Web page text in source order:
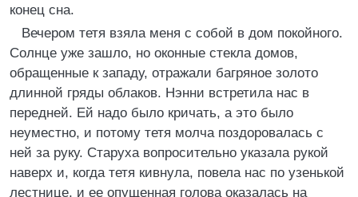
конец сна.
Вечером тетя взяла меня с собой в дом покойного.
Солнце уже зашло, но оконные стекла домов,
обращенные к западу, отражали багряное золото
длинной гряды облаков. Нэнни встретила нас в
передней. Ей надо было кричать, а это было
неуместно, и потому тетя молча поздоровалась с
ней за руку. Старуха вопросительно указала рукой
наверх и, когда тетя кивнула, повела нас по узенькой
лестнице, и ее опущенная голова оказалась на